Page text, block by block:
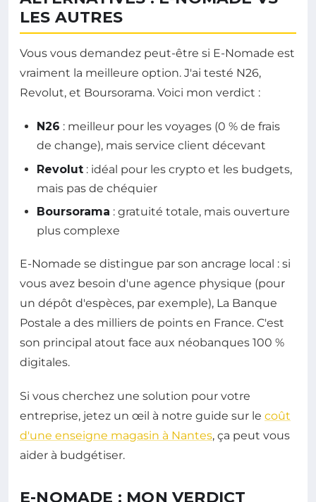
LES AUTRES
Vous vous demandez peut-être si E-Nomade est
vraiment la meilleure option. J'ai testé N26,
Revolut, et Boursorama. Voici mon verdict :
N26 : meilleur pour les voyages (0 % de frais
de change), mais service client décevant
Revolut : idéal pour les crypto et les budgets,
mais pas de chéquier
Boursorama : gratuité totale, mais ouverture
plus complexe
E-Nomade se distingue par son ancrage local : si
vous avez besoin d'une agence physique (pour
un dépôt d'espèces, par exemple), La Banque
Postale a des milliers de points en France. C'est
son principal atout face aux néobanques 100 %
digitales.
Si vous cherchez une solution pour votre
entreprise, jetez un œil à notre guide sur le coût
d'une enseigne magasin à Nantes, ça peut vous
aider à budgétiser.
E-NOMADE : MON VERDICT